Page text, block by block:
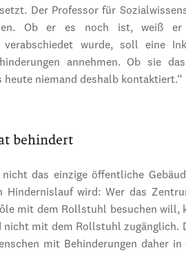
Der Professor für
Ob er es noch ist, weiß
verabschiedet wurde, soll eine
annehmen. Ob sie
heute niemand deshalb kontaktiert.“
behindert
das einzige öffentliche
Hindernislauf wird: Wer das
mit dem Rollstuhl besuchen
nicht mit dem Rollstuhl zugänglich.
mit Behinderungen daher